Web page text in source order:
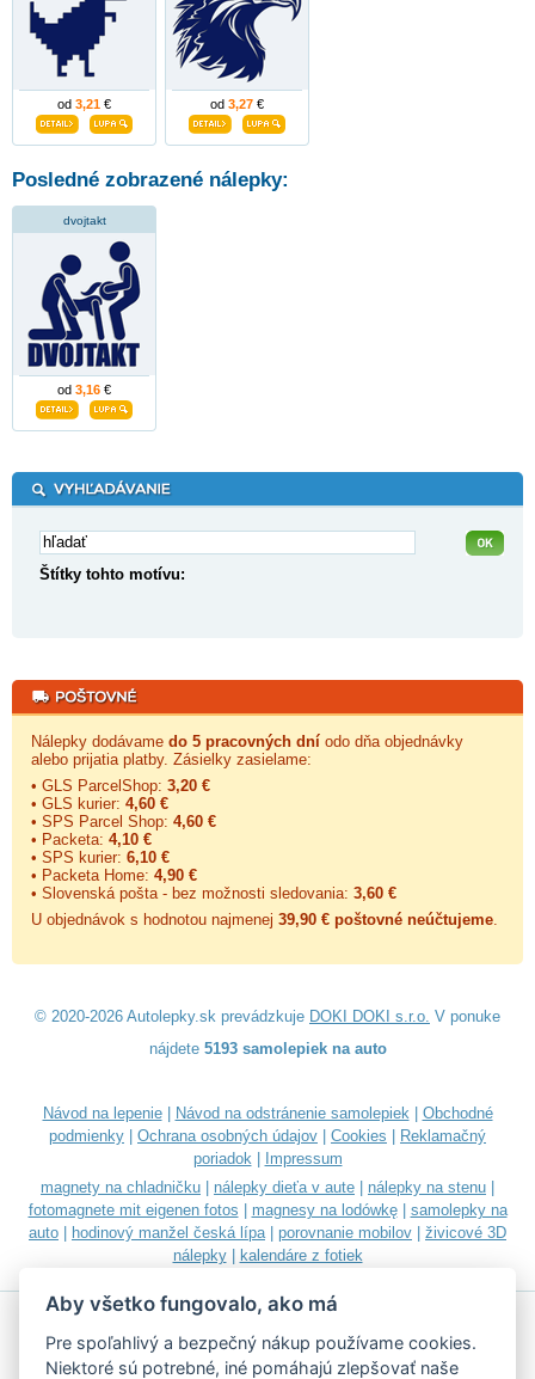
od 3,21 € od 3,27 €
Posledné zobrazené nálepky:
dvojtakt
od 3,16 €
Štítky tohto motívu:
Nálepky dodávame do 5 pracovných dní odo dňa objednávky
alebo prijatia platby. Zásielky zasielame:
• GLS ParcelShop: 3,20 €
• GLS kurier: 4,60 €
• SPS Parcel Shop: 4,60 €
• Packeta: 4,10 €
• SPS kurier: 6,10 €
• Packeta Home: 4,90 €
• Slovenská pošta - bez možnosti sledovania: 3,60 €
U objednávok s hodnotou najmenej 39,90 € poštovné neúčtujeme
© 2020-2026 Autolepky.sk prevádzkuje DOKI DOKI s.r.o. V ponuke
nájdete 5193 samolepiek na auto
Návod na lepenie| Návod na odstránenie samolepiek| Obchodné
podmienky
Ochrana osobných údajov Cookies
Reklamačný
poriadok|
Impressum
magnety na chladničku
nálepky dieťa v aute nálepky na stenu
fotomagnete mit eigenen fotos
magnesy na lodówkę| samolepky na
auto
hodinový manžel česká lípa| porovnanie mobilov
živicové 3D
nálepky| kalendáre z fotiek
Aby všetko fungovalo, ako má
Pre spoľahlivý a bezpečný nákup používame cookies.
Niektoré sú potrebné, iné pomáhajú zlepšovať naše